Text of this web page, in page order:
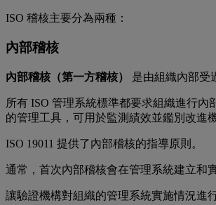
ISO 稽核主要分為兩種：
內部稽核
內部稽核（第一方稽核） 是由組織內部受
所有 ISO 管理系統標準都要求組織進行
的管理工具，可用於監測績效並鑑別改進機
ISO 19011 提供了內部稽核的指導原則。
通常，首次內部稽核會在管理系統建立和
讓驗證機構對組織的管理系統實施情況進